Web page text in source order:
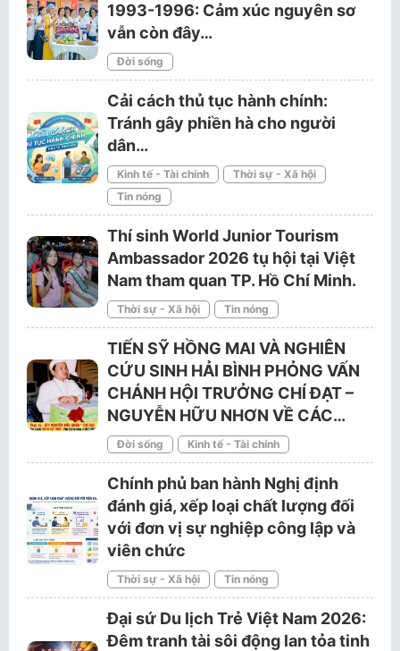
1993-1996: Cảm xúc nguyên sơ
vẫn còn đây…
Đời sống
Cải cách thủ tục hành chính:
Tránh gây phiền hà cho người
dân…
Kinh tế - Tài chính
Thời sự - Xã hội
Tin nóng
Thí sinh World Junior Tourism
Ambassador 2026 tụ hội tại Việt
Nam tham quan TP. Hồ Chí Minh.
Thời sự - Xã hội Tin nóng
TIẾN SỸ HỒNG MAI VÀ NGHIÊN
CỨU SINH HẢI BÌNH PHỎNG VẤN
CHÁNH HỘI TRƯỞNG CHÍ ĐẠT –
NGUYỄN HỮU NHƠN VỀ CÁC…
Đời sống Kinh tế - Tài chính
Chính phủ ban hành Nghị định
đánh giá, xếp loại chất lượng đối
với đơn vị sự nghiệp công lập và
viên chức
Thời sự - Xã hội Tin nóng
Đại sứ Du lịch Trẻ Việt Nam 2026:
Đêm tranh tài sôi động lan tỏa tinh